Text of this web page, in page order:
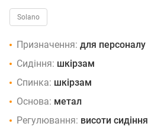
Solano
Призначення: для персоналу
Сидіння: шкірзам
Спинка: шкірзам
Основа: метал
Регулювання: висоти сидіння